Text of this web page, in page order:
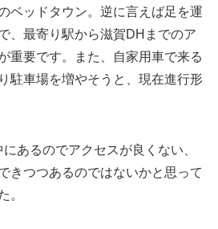
ベッドタウン。逆に言えば足を運
、最寄り駅から滋賀DHまでのア
重要です。また、自家用車で来る
駐車場を増やそうと、現在進行形
にあるのでアクセスが良くない、
きつつあるのではないかと思って
。